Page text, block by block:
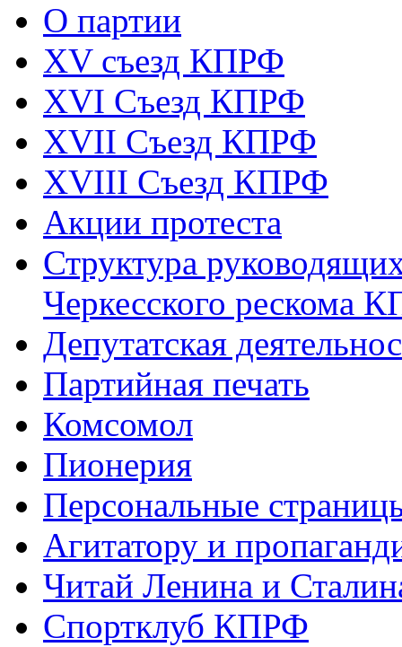
О партии
XV съезд КПРФ
XVI Съезд КПРФ
XVII Cъезд КПРФ
XVIII Cъезд КПРФ
Акции протеста
Структура
Черкесского рескома
Депутатская
Партийная печать
Комсомол
Пионерия
Персональные
Агитатору и
Читай Ленина и
Спортклуб КПРФ